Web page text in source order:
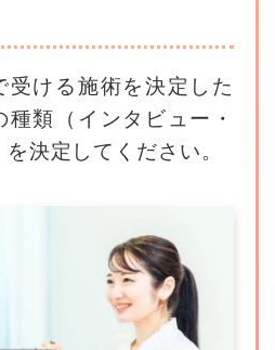
受ける施術を決定した
種類（インタビュー・
決定してください。